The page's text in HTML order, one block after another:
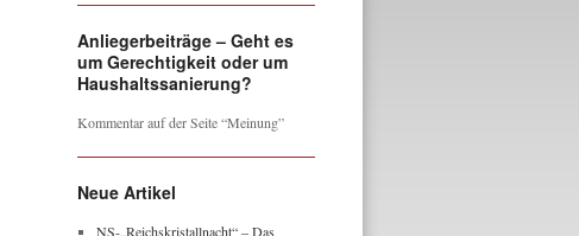
Anliegerbeiträge – Geht es
um Gerechtigkeit oder um
Haushaltssanierung?
Kommentar auf der Seite “Meinung”
Neue Artikel
NS-„Reichskristallnacht“ – Das